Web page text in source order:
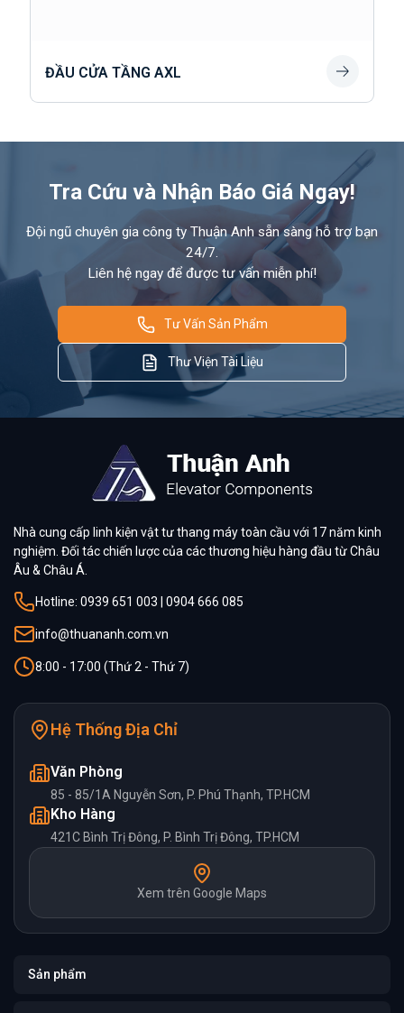
ĐẦU CỬA TẦNG AXL
Tra Cứu và Nhận Báo Giá Ngay!
Đội ngũ chuyên gia công ty Thuận Anh sẵn sàng hỗ trợ bạn
24/7.
Liên hệ ngay để được tư vấn miễn phí!
Tư Vấn Sản Phẩm
Thư Viện Tài Liệu
Nhà cung cấp linh kiện vật tư thang máy toàn cầu với 17 năm kinh
nghiệm. Đối tác chiến lược của các thương hiệu hàng đầu từ Châu
Âu & Châu Á.
Hotline: 0939 651 003 | 0904 666 085
info@thuananh.com.vn
8:00 - 17:00 (Thứ 2 - Thứ 7)
Hệ Thống Địa Chỉ
Văn Phòng
85 - 85/1A Nguyễn Sơn, P. Phú Thạnh, TP.HCM
Kho Hàng
421C Bình Trị Đông, P. Bình Trị Đông, TP.HCM
Xem trên Google Maps
Sản phẩm